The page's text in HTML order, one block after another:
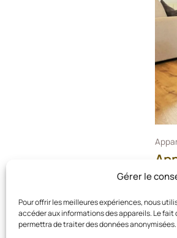
Gérer le
Pour offrir les meilleures expériences, nous
accéder aux informations des appareils. Le
permettra de traiter des données anonymisées.
M²